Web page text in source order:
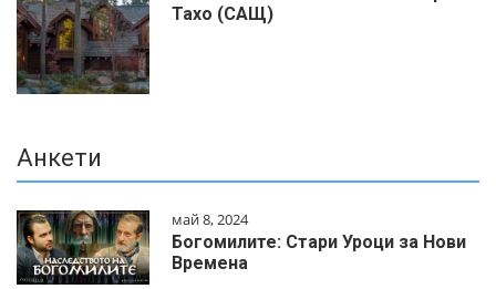
Тахо (САЩ)
Анкети
май 8, 2024
Богомилите: Стари Уроци за Нови
Времена